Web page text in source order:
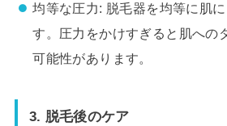
均等な圧力: 脱毛器を均等に肌
す。圧力をかけすぎると肌への
可能性があります。
3. 脱毛後のケア